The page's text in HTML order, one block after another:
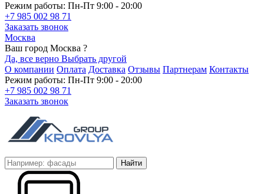
Режим работы: Пн-Пт 9:00 - 20:00
+7 985 002 98 71
Заказать звонок
Москва
Ваш город Москва ?
Да, все верно Выбрать другой
О компании Оплата Доставка Отзывы Партнерам Контакты
Режим работы: Пн-Пт 9:00 - 20:00
+7 985 002 98 71
Заказать звонок
Найти